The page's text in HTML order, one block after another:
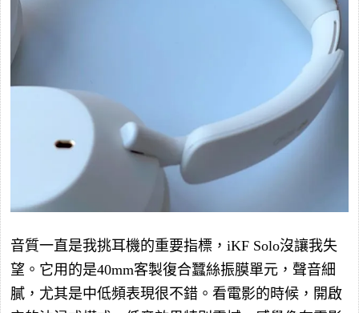
音質一直是我挑耳機的重要指標，iKF Solo沒讓我失
望。它用的是40mm客製復合蠶絲振膜單元，聲音細
膩，尤其是中低頻表現很不錯。看電影的時候，開啟